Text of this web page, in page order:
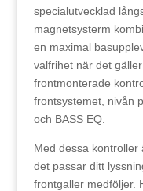
specialutvecklad
magnetsysterm
en maximal
valfrihet när det
frontmonterade
frontsystemet, nivån
och BASS EQ.
Med dessa kontroller
det passar ditt
frontgaller medföljer.